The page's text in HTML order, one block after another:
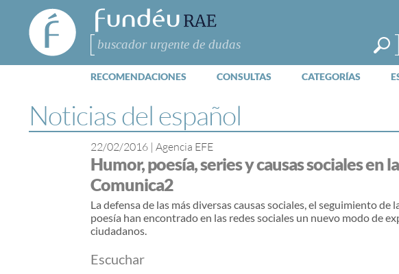
FundéuRAE
- Fundación
del Español
Urgente
Buscar
RECOMENDACIONES CONSULTAS CATEGORÍAS
Noticias del español
22/02/2016 | Agencia EFE
Humor, poesía, series y causas sociales en
Comunica2
La defensa de las más diversas causas sociales, el seguimiento
poesía han encontrado en las redes sociales un nuevo modo de
ciudadanos.
Escuchar